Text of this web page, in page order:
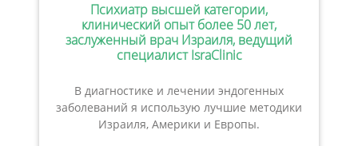
Психиатр высшей категории,
клинический опыт более 50 лет,
заслуженный врач Израиля, ведущий
специалист IsraClinic
В диагностике и лечении эндогенных
заболеваний я использую лучшие методики
Израиля, Америки и Европы.